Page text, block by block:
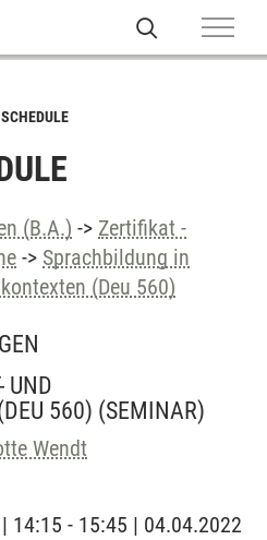
(B.A.) -> Zertifikat -
-> Sprachbildung in
(Deu 560)
UND
560) (SEMINAR)
Wendt
14:15 - 15:45 | 04.04.2022